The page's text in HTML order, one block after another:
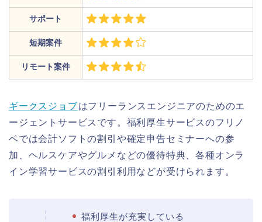
サポート
短期案件
リモート案件
ギークスジョブはフリーランスエンジニアのためのエ
ージェントサービスです。福利厚生サービスのフリノ
ベでは会計ソフトの割引や確定申告セミナーへの参
加、ヘルスケアやグルメなどの優待特典、各種オンラ
イン学習サービスの割引利用などが受けられます。
福利厚生が充実している